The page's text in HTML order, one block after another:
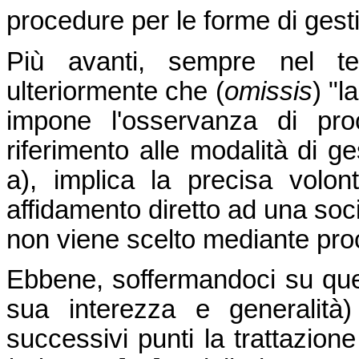
procedure per le forme di
Più avanti, sempre nel
ulteriormente che (omissis)
impone l'osservanza di
riferimento alle modalità di
a), implica la precisa
affidamento diretto ad una
non viene scelto mediante
Ebbene, soffermandoci su
sua interezza e
successivi punti la